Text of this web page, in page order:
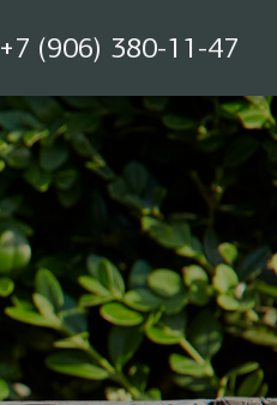
+7 (906) 380-11-47